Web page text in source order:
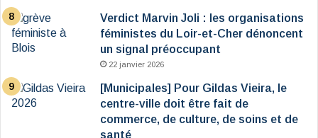
Verdict Marvin Joli : les organisations
féministes du Loir-et-Cher dénoncent
un signal préoccupant
22 janvier 2026
[Municipales] Pour Gildas Vieira, le
centre-ville doit être fait de
commerce, de culture, de soins et de
santé